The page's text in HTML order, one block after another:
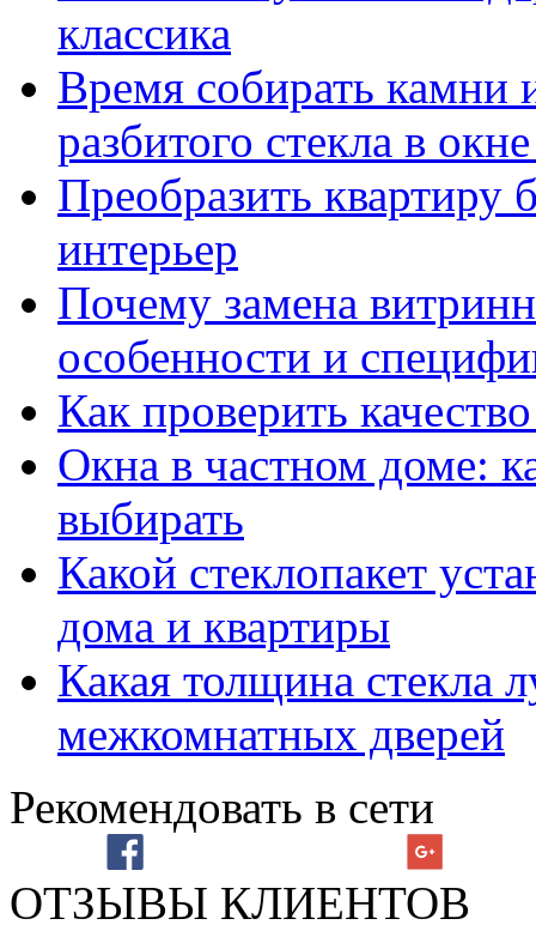
классика
Время собирать камни
разбитого стекла в
Преобразить квартиру
интерьер
Почему замена
особенности и
Как проверить
Окна в частном доме:
выбирать
Какой стеклопакет
дома и квартиры
Какая толщина стекла
межкомнатных дверей
Рекомендовать в сети
ОТЗЫВЫ КЛИЕНТОВ